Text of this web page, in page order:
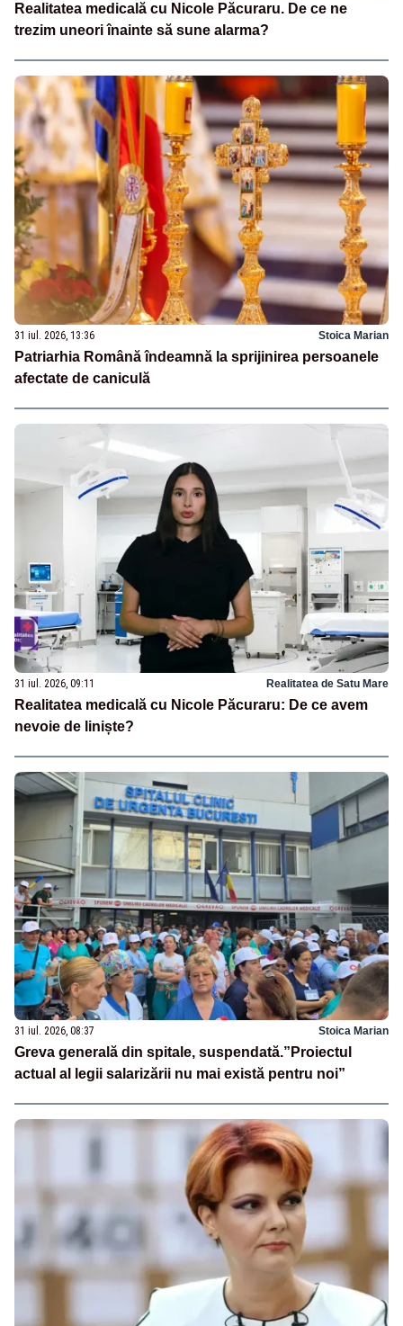
Realitatea medicală cu Nicole Păcuraru. De ce ne
trezim uneori înainte să sune alarma?
31 iul. 2026, 13:36 Stoica Marian
Patriarhia Română îndeamnă la sprijinirea persoanele
afectate de caniculă
31 iul. 2026, 09:11 Realitatea de Satu Mare
Realitatea medicală cu Nicole Păcuraru: De ce avem
nevoie de liniște?
31 iul. 2026, 08:37 Stoica Marian
Greva generală din spitale, suspendată.”Proiectul
actual al legii salarizării nu mai există pentru noi”